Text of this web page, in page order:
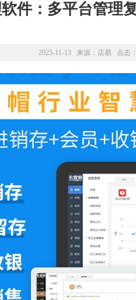
件：多平台管理
2025-11-13 来源： 店易 点击：